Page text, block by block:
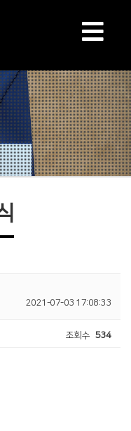
2021-07-03 17:08:33
조회수 534